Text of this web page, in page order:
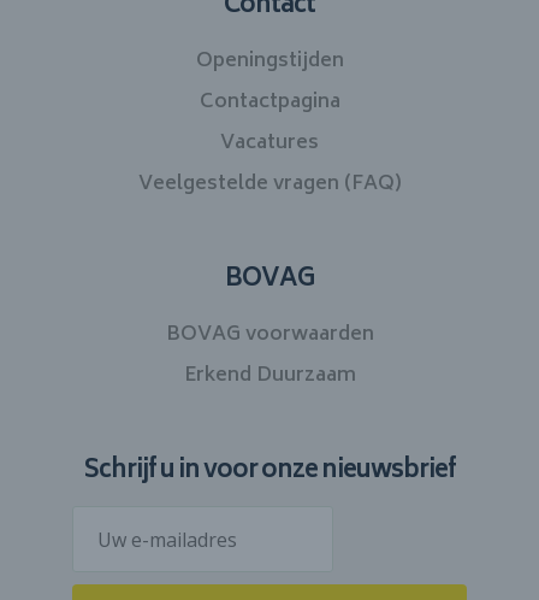
Openingstijden
Contactpagina
Vacatures
Veelgestelde vragen (FAQ)
BOVAG
BOVAG voorwaarden
Erkend Duurzaam
Schrijf u in voor onze nieuwsbrief